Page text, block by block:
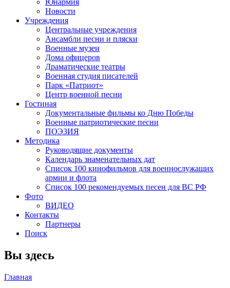
Юнармия
Новости
Учреждения
Центральные учреждения
Ансамбли песни и пляски
Военные музеи
Дома офицеров
Драматические театры
Военная студия писателей
Парк «Патриот»
Центр военной песни
Гостиная
Документальные фильмы ко Дню Победы
Военные патриотические песни
ПОЭЗИЯ
Методика
Руководящие документы
Календарь знаменательных дат
Список 100 кинофильмов для военнослужащих
армии и флота
Список 100 рекомендуемых песен для ВС РФ
Фото
ВИДЕО
Контакты
Партнеры
Поиск
Вы здесь
Главная